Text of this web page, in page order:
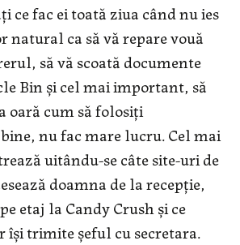
ce fac ei toată ziua când nu ies
ca să vă repare vouă
să vă scoată documente
Bin și cel mai important, să
oară cum să folosiți
nu fac mare lucru. Cel mai
uitându-se câte site-uri de
doamna de la recepție,
etaj la Candy Crush și ce
trimite șeful cu secretara.